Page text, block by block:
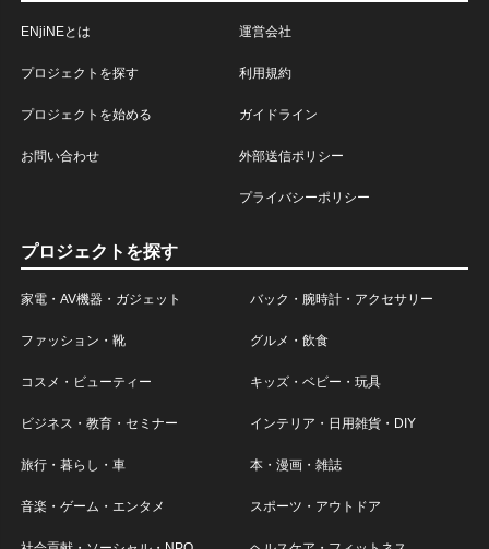
ENjiNEとは
プロジェクトを探す
プロジェクトを始める
お問い合わせ
運営会社
利用規約
ガイドライン
外部送信ポリシー
プライバシーポリシー
プロジェクトを探す
家電・AV機器・ガジェット バック・腕時計・アクセサリー
ファッション・靴 グルメ・飲食
コスメ・ビューティー キッズ・ベビー・玩具
ビジネス・教育・セミナー インテリア・日用雑貨・DIY
旅行・暮らし・車 本・漫画・雑誌
音楽・ゲーム・エンタメ スポーツ・アウトドア